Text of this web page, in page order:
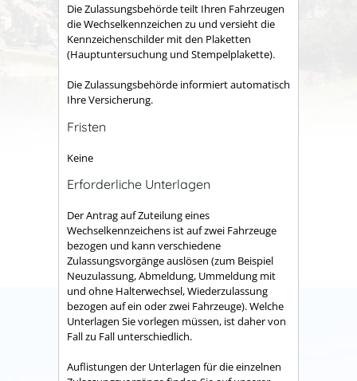
Die Zulassungsbehörde teilt Ihren Fahrzeugen
die Wechselkennzeichen zu und versieht die
Kennzeichenschilder mit den Plaketten
(Hauptuntersuchung und Stempelplakette).
Die Zulassungsbehörde informiert automatisch
Ihre Versicherung.
Fristen
Keine
Erforderliche Unterlagen
Der Antrag auf Zuteilung eines
Wechselkennzeichens ist auf zwei Fahrzeuge
bezogen und kann verschiedene
Zulassungsvorgänge auslösen (zum Beispiel
Neuzulassung, Abmeldung, Ummeldung mit
und ohne Halterwechsel, Wiederzulassung
bezogen auf ein oder zwei Fahrzeuge). Welche
Unterlagen Sie vorlegen müssen, ist daher von
Fall zu Fall unterschiedlich.
Auflistungen der Unterlagen für die einzelnen